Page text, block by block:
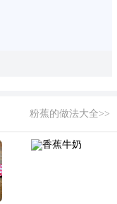
粉蕉的做法大全>>